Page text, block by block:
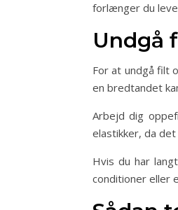
forlænger du
Undgå
For at undgå filt
en bredtandet
Arbejd dig
elastikker, da
Hvis du har
conditioner eller